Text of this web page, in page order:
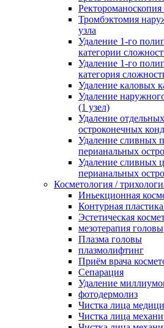
Тромбэктомия
узла
Удаление 1-го
категории
Удаление 1-го
категория
Удаление каловых
Удаление
(1 узел)
Удаление
остроконечных
Удаление сливных
перианальных
Удаление сливных
перианальных
Косметология /
Иньекционная
Контурная
Эстетическая
мезотерапия головы
Плазма головы
плазмолифтинг
Приём врача
Сепарация
Удаление
фотодермолиз
Чистка лица
Чистка лица